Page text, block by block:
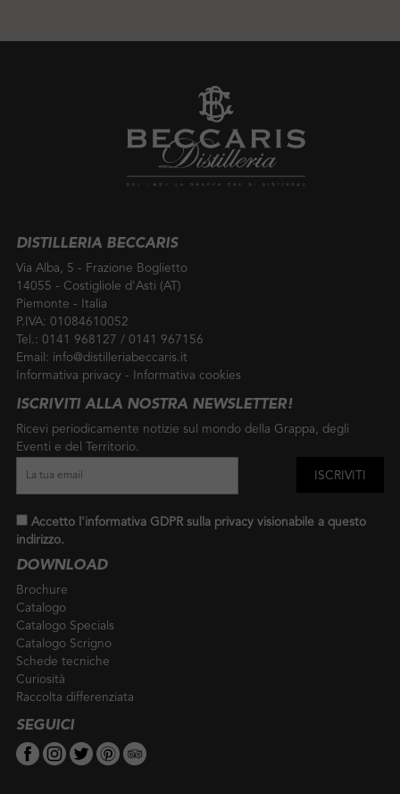
DISTILLERIA BECCARIS
Via Alba, 5 - Frazione Boglietto
14055 - Costigliole d'Asti (AT)
Piemonte - Italia
P.IVA: 01084610052
Tel.: 0141 968127 / 0141 967156
Email: info@distilleriabeccaris.it
Informativa privacy - Informativa cookies
ISCRIVITI ALLA NOSTRA NEWSLETTER!
Ricevi periodicamente notizie sul mondo della Grappa, degli
Eventi e del Territorio.
Accetto l'informativa GDPR sulla privacy visionabile a questo
indirizzo.
DOWNLOAD
Brochure
Catalogo
Catalogo Specials
Catalogo Scrigno
Schede tecniche
Curiosità
Raccolta differenziata
SEGUICI